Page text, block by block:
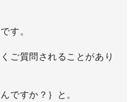
す。
ご質問されることがあり
ですか？｝と。